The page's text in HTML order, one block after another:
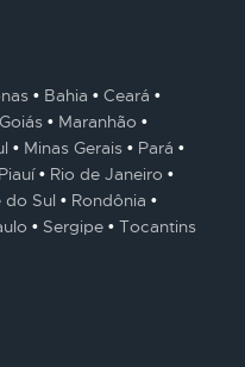
Bahia
Ceará
Goiás
Maranhão
Minas Gerais
Pará
Piauí
Rio de Janeiro
do Sul
Rondônia
Sergipe Tocantins